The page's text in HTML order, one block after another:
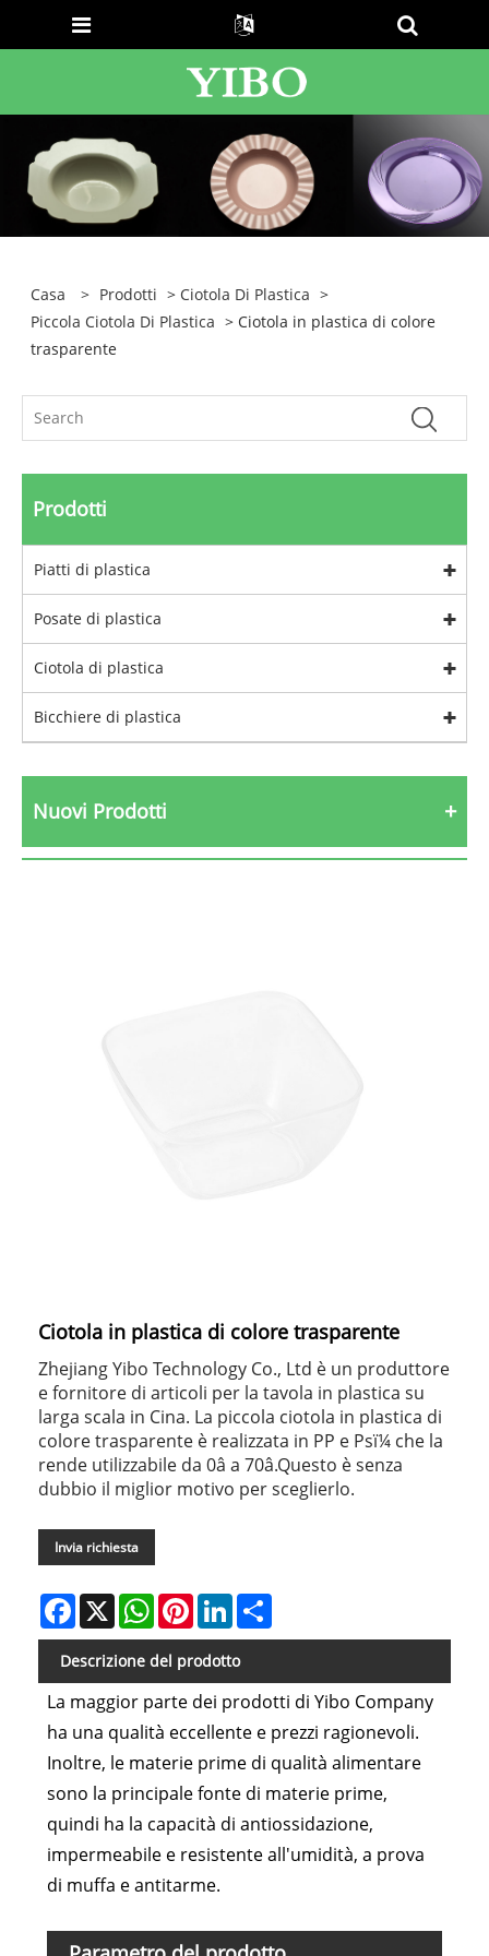
Casa > Prodotti > Ciotola Di Plastica >
Piccola Ciotola Di Plastica > Ciotola in plastica di colore
trasparente
Prodotti
Piatti di plastica
Posate di plastica
Ciotola di plastica
Bicchiere di plastica
Nuovi Prodotti
Ciotola in plastica di colore trasparente
Zhejiang Yibo Technology Co., Ltd è un produttore
e fornitore di articoli per la tavola in plastica su
larga scala in Cina. La piccola ciotola in plastica di
colore trasparente è realizzata in PP e Psï¼ che la
rende utilizzabile da 0â a 70â.Questo è senza
dubbio il miglior motivo per sceglierlo.
Invia richiesta
Facebook
X WhatsAppPinterestLinkedIn
Descrizione del prodotto
La maggior parte dei prodotti di Yibo Company
ha una qualità eccellente e prezzi ragionevoli.
Inoltre, le materie prime di qualità alimentare
sono la principale fonte di materie prime,
quindi ha la capacità di antiossidazione,
impermeabile e resistente all'umidità, a prova
di muffa e antitarme.